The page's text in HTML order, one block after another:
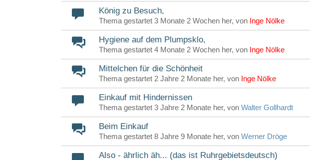
König zu Besuch,
Thema gestartet 3 Monate 2 Wochen her, von Inge Nölke
Hygiene auf dem Plumpsklo,
Thema gestartet 4 Monate 2 Wochen her, von Inge Nölke
Mittelchen für die Schönheit
Thema gestartet 2 Jahre 2 Monate her, von Inge Nölke
Einkauf mit Hindernissen
Thema gestartet 3 Jahre 2 Monate her, von Walter Gollhardt
Beim Einkauf
Thema gestartet 8 Jahre 9 Monate her, von Werner Dröge
Also - ährlich äh... (das ist Ruhrgebietsdeutsch)